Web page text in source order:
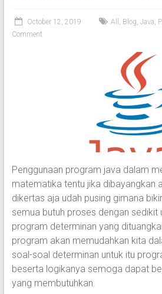
October 12, 2019 All , Blog, Java,
Comment
Penggunaan program java dalam
matematika tentu jika dibayangkan
dikertas aja udah pusing gimana
semua butuh proses dengan sedikit
program determinan yang
program akan memudahkan kita
soal-soal determinan untuk itu
beserta logikanya semoga dapat
yang membutuhkan.